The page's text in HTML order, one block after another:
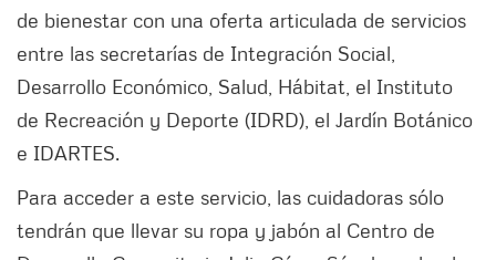
de bienestar con una oferta articulada de servicios
entre las secretarías de Integración Social,
Desarrollo Económico, Salud, Hábitat, el Instituto
de Recreación y Deporte (IDRD), el Jardín Botánico
e IDARTES.
Para acceder a este servicio, las cuidadoras sólo
tendrán que llevar su ropa y jabón al Centro de